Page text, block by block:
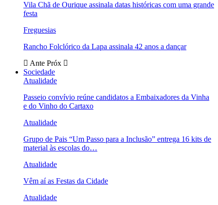
Vila Chã de Ourique assinala datas históricas com uma grande
festa
Freguesias
Rancho Folclórico da Lapa assinala 42 anos a dançar
Ante Próx
Sociedade
Atualidade
Passeio convívio reúne candidatos a Embaixadores da Vinha
e do Vinho do Cartaxo
Atualidade
Grupo de Pais “Um Passo para a Inclusão” entrega 16 kits de
material às escolas do…
Atualidade
Vêm aí as Festas da Cidade
Atualidade